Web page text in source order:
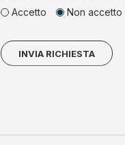
Accetto
Non accetto
INVIA RICHIESTA